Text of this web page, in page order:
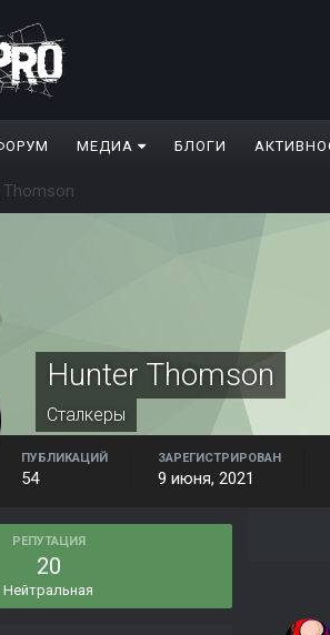
МЕДИА БЛОГИ
Thomson
Hunter Thomson
Сталкеры
ПУБЛИКАЦИЙ
54
ЗАРЕГИСТРИРОВАН
9 июня, 2021
РЕПУТАЦИЯ
20
Нейтральная